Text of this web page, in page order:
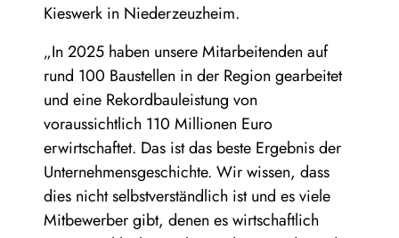
Kieswerk in Niederzeuzheim.
„In 2025 haben unsere Mitarbeitenden auf
rund 100 Baustellen in der Region gearbeitet
und eine Rekordbauleistung von
voraussichtlich 110 Millionen Euro
erwirtschaftet. Das ist das beste Ergebnis der
Unternehmensgeschichte. Wir wissen, dass
dies nicht selbstverständlich ist und es viele
Mitbewerber gibt, denen es wirtschaftlich